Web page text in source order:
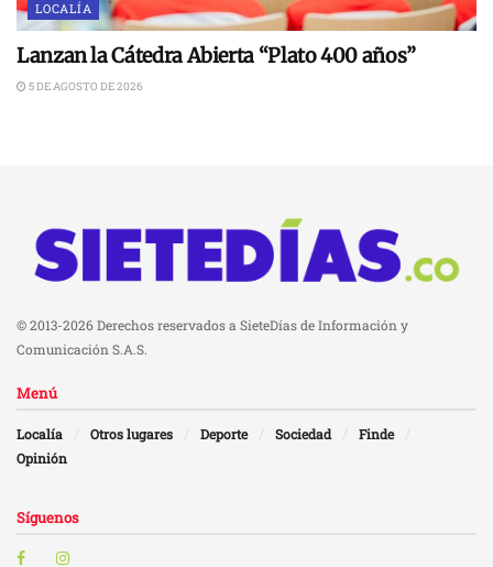
LOCALÍA
Lanzan la Cátedra Abierta “Plato 400 años”
5 DE AGOSTO DE 2026
© 2013-2026 Derechos reservados a SieteDías de Información y
Comunicación S.A.S.
Menú
Localía Otros lugares Deporte Sociedad
Finde
Opinión
Síguenos